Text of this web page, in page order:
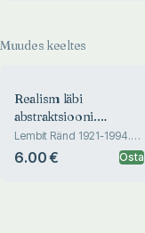
Muudes keeltes
Realism läbi
abstraktsiooni.
Realism through
abstractions
Lembit Ränd 1921-1994.
Kogutud tööd. Collected
works of Lembit Ränd
6.00 € Osta